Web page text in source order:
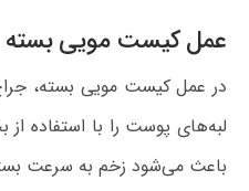
عمل کیست مویی بسته
در عمل کیست مویی بسته،
لبه‌های پوست را با استفاده
باعث می‌شود زخم به سرعت